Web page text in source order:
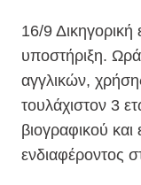
16/9 Δικηγορική
υποστήριξη.
αγγλικών,
τουλάχιστον 3
βιογραφικού
ενδιαφέροντος